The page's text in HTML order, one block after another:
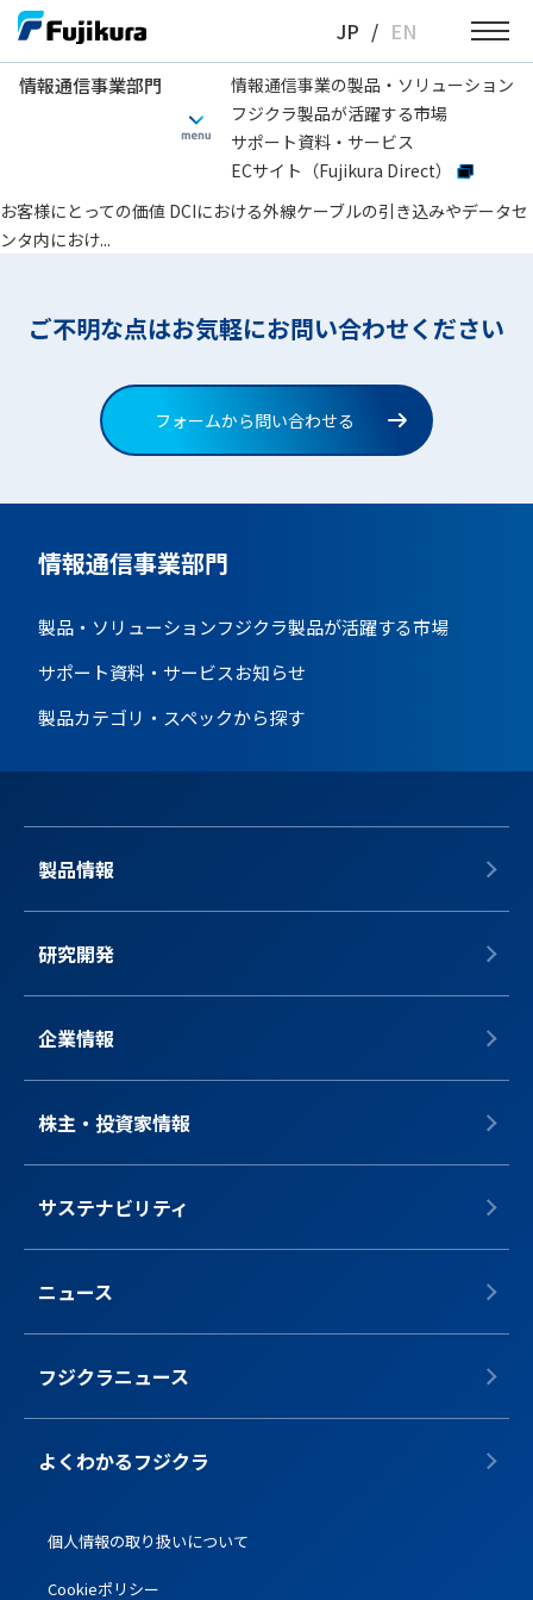
Skip
content
JP / EN
情報通信事業部門
情報通信事業の製品・ソリューション
フジクラ製品が活躍する市場
サポート資料・サービス
ECサイト（Fujikura Direct）
最大モジュールユニット搭載数
お客様にとっての価値 DCIにおける外線ケーブルの引き込みやデータセ
ンタ内におけ...
ご不明な点はお気軽にお問い合わせください
フォームから問い合わせる
情報通信事業部門
製品・ソリューションフジクラ製品が活躍する市場
サポート資料・サービスお知らせ
製品カテゴリ・スペックから探す
製品情報
研究開発
企業情報
株主・投資家情報
サステナビリティ
ニュース
フジクラニュース
よくわかるフジクラ
個人情報の取り扱いについて
Cookieポリシー